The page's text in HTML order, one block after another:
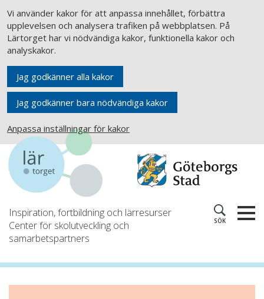
Vi använder kakor för att anpassa innehållet, förbättra
upplevelsen och analysera trafiken på webbplatsen. På
Lärtorget har vi nödvändiga kakor, funktionella kakor och
analyskakor.
Jag godkänner alla kakor
Jag godkänner bara nödvändiga kakor
Anpassa inställningar för kakor
Inspiration, fortbildning och lärresurser
Center för skolutveckling och
samarbetspartners
SÖK